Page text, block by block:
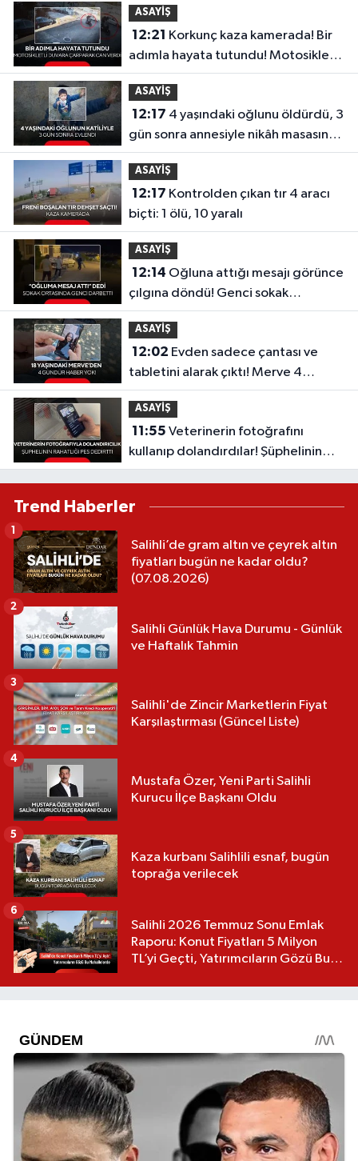
ASAYİŞ
12:21
adımla hayata tutundu! Motosikletli
duvara çarparak can verdi
ASAYİŞ
12:17
gün sonra annesiyle nikâh masasına
oturdu!
ASAYİŞ
12:17
biçti: 1 ölü, 10 yaralı
ASAYİŞ
12:14
çılgına döndü! Genci sokak
ortasında darbetti
ASAYİŞ
12:02
tabletini alarak çıktı! Merve 4
gündür kayıp
ASAYİŞ
11:55
kullanıp dolandırdılar! Şüphelinin
sözleri “pes” dedirtti
Trend Haberler
Salihli’de gram altın ve çeyrek altın
fiyatları bugün ne kadar oldu?
(07.08.2026)
1
Salihli Günlük Hava Durumu - Günlük
ve Haftalık Tahmin
2
Salihli'de Zincir Marketlerin Fiyat
Karşılaştırması (Güncel Liste)
3
Mustafa Özer, Yeni Parti Salihli
Kurucu İlçe Başkanı Oldu
4
Kaza kurbanı Salihlili esnaf, bugün
toprağa verilecek
5
Salihli 2026 Temmuz Sonu Emlak
Raporu: Konut Fiyatları 5 Milyon
TL’yi Geçti, Yatırımcıların Gözü Bu
6